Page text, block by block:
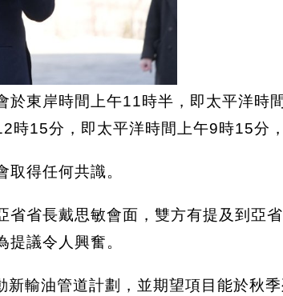
東岸時間上午11時半，即太平洋時
時15分，即太平洋時間上午9時15分
得任何共識。
省長戴思敏會面，雙方有提及到亞
議令人興奮。
輸油管道計劃，並期望項目能於秋